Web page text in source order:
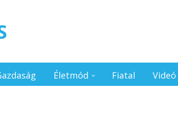
Életmód Fiatal Videó